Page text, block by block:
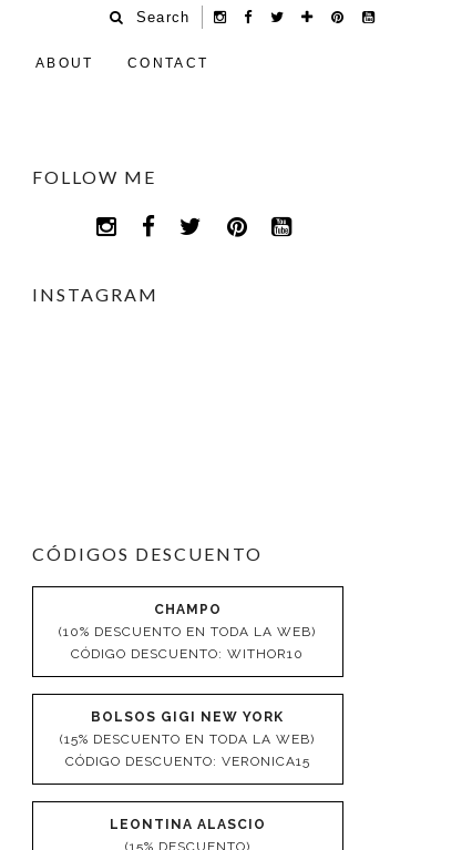
Search
ABOUT CONTACT
FOLLOW ME
INSTAGRAM
CÓDIGOS DESCUENTO
CHAMPO
(10% DESCUENTO EN TODA LA WEB)
CÓDIGO DESCUENTO: WITHOR10
BOLSOS GIGI NEW YORK
(15% DESCUENTO EN TODA LA WEB)
CÓDIGO DESCUENTO: VERONICA15
LEONTINA ALASCIO
(15% DESCUENTO)